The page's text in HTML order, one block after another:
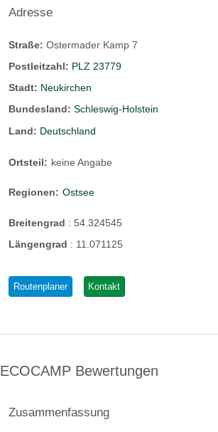
Adresse
Straße: Ostermader Kamp 7
Postleitzahl: PLZ 23779
Stadt: Neukirchen
Bundesland: Schleswig-Holstein
Land: Deutschland
Ortsteil: keine Angabe
Regionen: Ostsee
Breitengrad : 54.324545
Längengrad : 11.071125
Routenplaner Kontakt
ECOCAMP Bewertungen
Zusammenfassung